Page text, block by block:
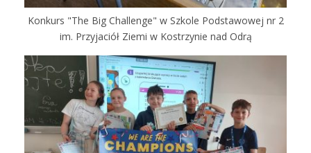
Konkurs "The Big Challenge" w Szkole Podstawowej nr 2
im. Przyjaciół Ziemi w Kostrzynie nad Odrą